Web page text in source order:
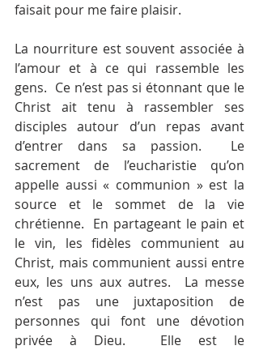
faisait pour me faire plaisir.
La nourriture est souvent associée à
l’amour et à ce qui rassemble les
gens.  Ce n’est pas si étonnant que le
Christ ait tenu à rassembler ses
disciples autour d’un repas avant
d’entrer dans sa passion.  Le
sacrement de l’eucharistie qu’on
appelle aussi « communion » est la
source et le sommet de la vie
chrétienne.  En partageant le pain et
le vin, les fidèles communient au
Christ, mais communient aussi entre
eux, les uns aux autres.  La messe
n’est pas une juxtaposition de
personnes qui font une dévotion
privée à Dieu.  Elle est le